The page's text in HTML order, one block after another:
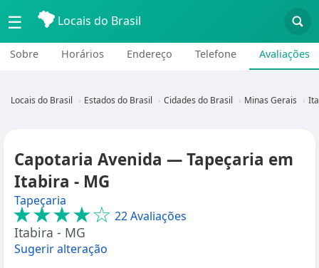
☰ Locais do Brasil
Sobre Horários Endereço Telefone Avaliações
Locais do Brasil Estados do Brasil Cidades do Brasil Minas Gerais
Capotaria Avenida — Tapeçaria em
Itabira - MG
Tapeçaria
★★★★☆ 22 Avaliações
Itabira - MG
Sugerir alteração